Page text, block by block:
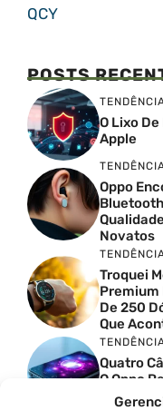
QCY
POSTS
O Lixo
Apple
Oppo
Novatos
Troquei
Premium
De 250
Que
Quatro
O Oppo
Absurdo